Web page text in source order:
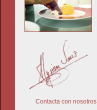
Contacta con nosotros